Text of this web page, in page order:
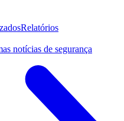
Relatórios
notícias de segurança